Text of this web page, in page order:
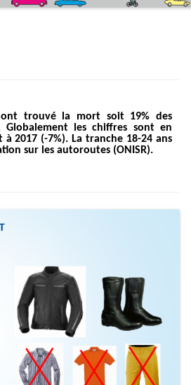
ROUTIÈRE
ont trouvé la mort soit 19% des
Globalement les chiffres sont en
2017 (-7%). La tranche 18-24 ans
sur les autoroutes (ONISR).